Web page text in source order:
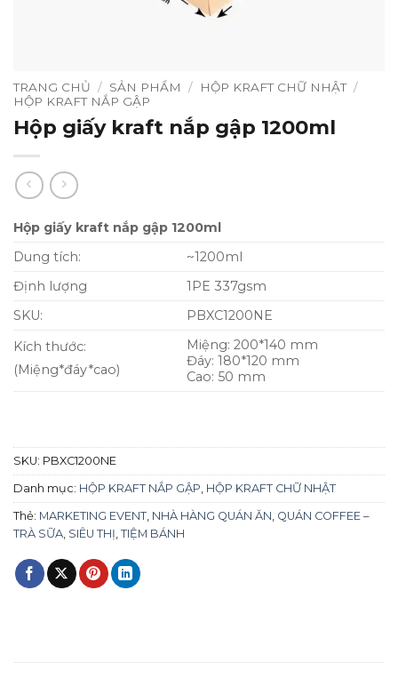
TRANG CHỦ / SẢN PHẨM / HỘP KRAFT CHỮ NHẬT /
HỘP KRAFT NẮP GẬP
Hộp giấy kraft nắp gập 1200ml
Hộp giấy kraft nắp gập 1200ml
Dung tích:
~1200ml
Định lượng
1PE 337gsm
SKU:
PBXC1200NE
Kích thước:
(Miệng*đáy*cao)
Miệng: 200*140 mm
Đáy: 180*120 mm
Cao: 50 mm
SKU: PBXC1200NE
Danh mục: HỘP KRAFT NẮP GẬP, HỘP KRAFT CHỮ NHẬT
Thẻ: MARKETING EVENT, NHÀ HÀNG QUÁN ĂN, QUÁN COFFEE –
TRÀ SỮA, SIÊU THỊ, TIỆM BÁNH